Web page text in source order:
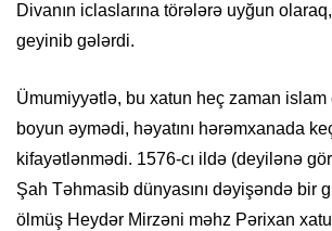
Divanın iclaslarına törələrə uyğun
geyinib gələrdi.
Ümumiyyətlə, bu xatun heç zaman islam
boyun əymədi, həyatını hərəmxanada
kifayətlənmədi. 1576-cı ildə (deyilənə
Şah Təhmasib dünyasını dəyişəndə bir
ölmüş Heydər Mirzəni məhz Pərixan